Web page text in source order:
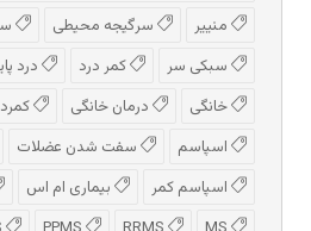
منییر
سرگیجه محیطی
سبکی سر
کمر درد درد
خانگی
درمان خانگی
اسپاسم
سفت شدن عضلات
اسپاسم کمر
بیماری ام اس